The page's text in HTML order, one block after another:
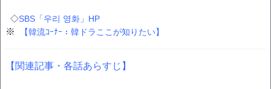
◇SBS「우리 영화」HP
※ 【韓流ｺｰﾅｰ：韓ドラここが知りたい】
【関連記事・各話あらすじ】